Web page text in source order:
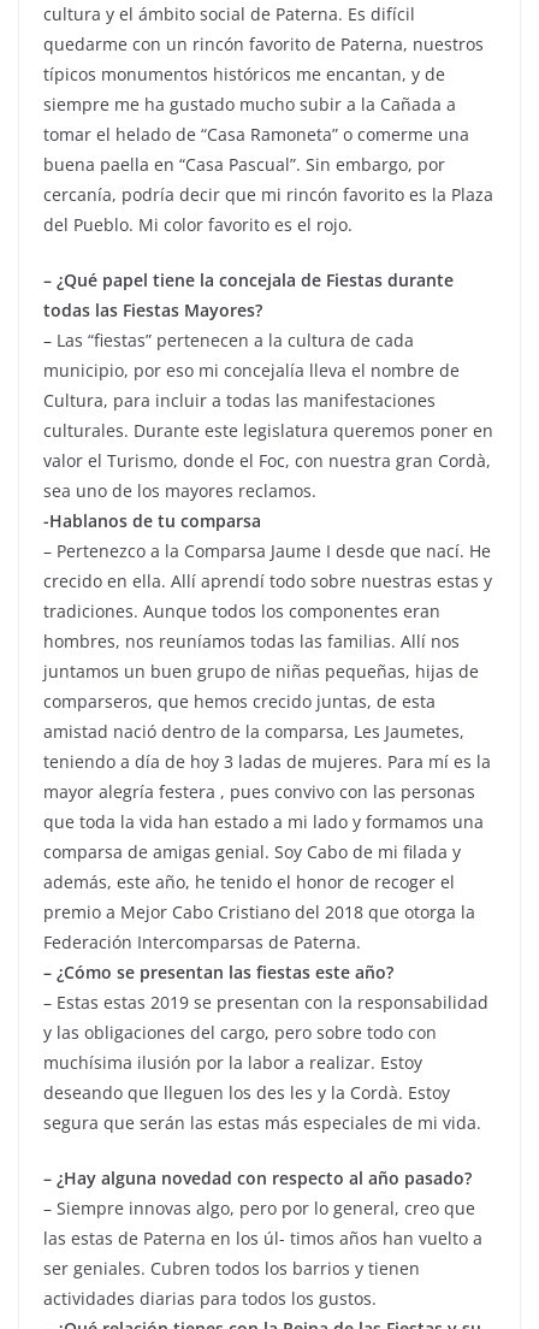
cultura y el ámbito social de Paterna. Es difícil
quedarme con un rincón favorito de Paterna, nuestros
típicos monumentos históricos me encantan, y de
siempre me ha gustado mucho subir a la Cañada a
tomar el helado de “Casa Ramoneta” o comerme una
buena paella en “Casa Pascual”. Sin embargo, por
cercanía, podría decir que mi rincón favorito es la Plaza
del Pueblo. Mi color favorito es el rojo.
– ¿Qué papel tiene la concejala de Fiestas durante
todas las Fiestas Mayores?
– Las “fiestas” pertenecen a la cultura de cada
municipio, por eso mi concejalía lleva el nombre de
Cultura, para incluir a todas las manifestaciones
culturales. Durante este legislatura queremos poner en
valor el Turismo, donde el Foc, con nuestra gran Cordà,
sea uno de los mayores reclamos.
-Hablanos de tu comparsa
– Pertenezco a la Comparsa Jaume I desde que nací. He
crecido en ella. Allí aprendí todo sobre nuestras estas y
tradiciones. Aunque todos los componentes eran
hombres, nos reuníamos todas las familias. Allí nos
juntamos un buen grupo de niñas pequeñas, hijas de
comparseros, que hemos crecido juntas, de esta
amistad nació dentro de la comparsa, Les Jaumetes,
teniendo a día de hoy 3 ladas de mujeres. Para mí es la
mayor alegría festera , pues convivo con las personas
que toda la vida han estado a mi lado y formamos una
comparsa de amigas genial. Soy Cabo de mi filada y
además, este año, he tenido el honor de recoger el
premio a Mejor Cabo Cristiano del 2018 que otorga la
Federación Intercomparsas de Paterna.
– ¿Cómo se presentan las fiestas este año?
– Estas estas 2019 se presentan con la responsabilidad
y las obligaciones del cargo, pero sobre todo con
muchísima ilusión por la labor a realizar. Estoy
deseando que lleguen los des les y la Cordà. Estoy
segura que serán las estas más especiales de mi vida.
– ¿Hay alguna novedad con respecto al año pasado?
– Siempre innovas algo, pero por lo general, creo que
las estas de Paterna en los úl- timos años han vuelto a
ser geniales. Cubren todos los barrios y tienen
actividades diarias para todos los gustos.